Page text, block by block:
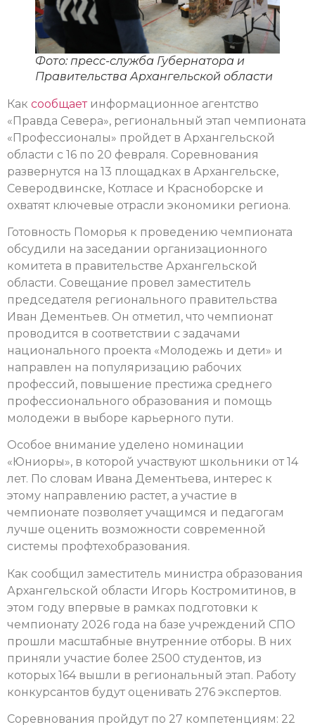
Фото: пресс-служба Губернатора и
Правительства Архангельской области
Как сообщаетинформационное агентство
«Правда Севера», региональный этап чемпионата
«Профессионалы» пройдет в Архангельской
области с 16 по 20 февраля. Соревнования
развернутся на 13 площадках в Архангельске,
Северодвинске, Котласе и Красноборске и
охватят ключевые отрасли экономики региона.
Готовность Поморья к проведению чемпионата
обсудили на заседании организационного
комитета в правительстве Архангельской
области. Совещание провел заместитель
председателя регионального правительства
Иван Дементьев. Он отметил, что чемпионат
проводится в соответствии с задачами
национального проекта «Молодежь и дети» и
направлен на популяризацию рабочих
профессий, повышение престижа среднего
профессионального образования и помощь
молодежи в выборе карьерного пути.
Особое внимание уделено номинации
«Юниоры», в которой участвуют школьники от 14
лет. По словам Ивана Дементьева, интерес к
этому направлению растет, а участие в
чемпионате позволяет учащимся и педагогам
лучше оценить возможности современной
системы профтехобразования.
Как сообщил заместитель министра образования
Архангельской области Игорь Костромитинов, в
этом году впервые в рамках подготовки к
чемпионату 2026 года на базе учреждений СПО
прошли масштабные внутренние отборы. В них
приняли участие более 2500 студентов, из
которых 164 вышли в региональный этап. Работу
конкурсантов будут оценивать 276 экспертов.
Соревнования пройдут по 27 компетенциям: 22